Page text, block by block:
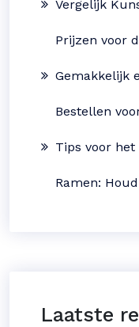
Vergelijk
Prijzen voor
Gemakkelijk
Bestellen
Tips voor
Ramen:
Laatste